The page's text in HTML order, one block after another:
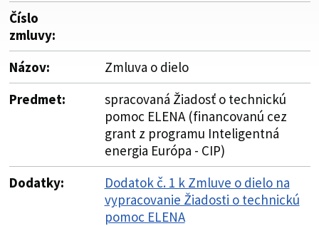
Číslo
zmluvy:
Názov:
Zmluva o dielo
Predmet:
spracovaná Žiadosť o technickú
pomoc ELENA (financovanú cez
grant z programu Inteligentná
energia Európa - CIP)
Dodatky:
Dodatok č. 1 k Zmluve o dielo na
vypracovanie Žiadosti o technickú
pomoc ELENA